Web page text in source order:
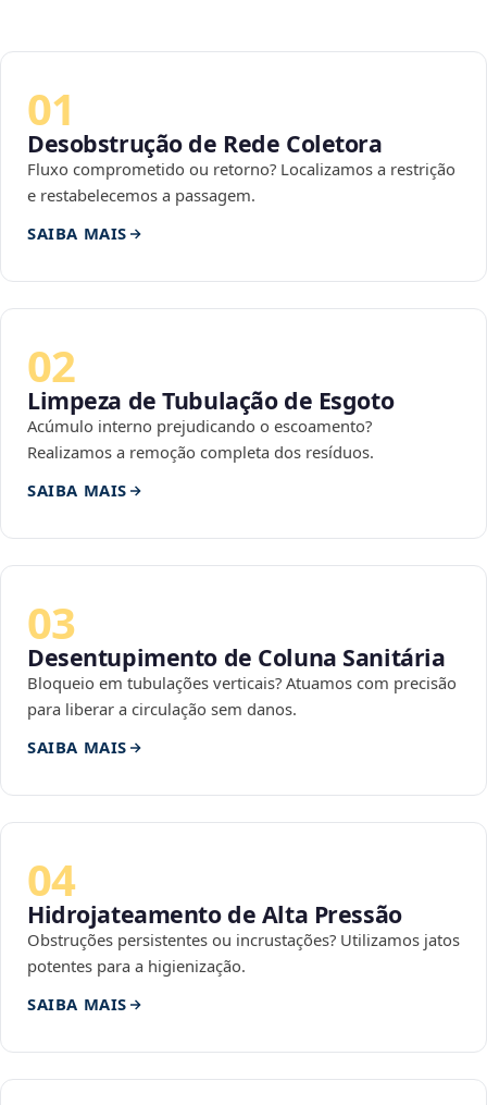
01
Desobstrução de Rede Coletora
Fluxo comprometido ou retorno? Localizamos a restrição
e restabelecemos a passagem.
SAIBA MAIS
02
Limpeza de Tubulação de Esgoto
Acúmulo interno prejudicando o escoamento?
Realizamos a remoção completa dos resíduos.
SAIBA MAIS
03
Desentupimento de Coluna Sanitária
Bloqueio em tubulações verticais? Atuamos com precisão
para liberar a circulação sem danos.
SAIBA MAIS
04
Hidrojateamento de Alta Pressão
Obstruções persistentes ou incrustações? Utilizamos jatos
potentes para a higienização.
SAIBA MAIS